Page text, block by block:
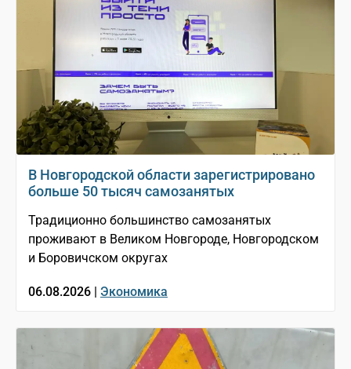
В Новгородской области зарегистрировано
больше 50 тысяч самозанятых
Традиционно большинство самозанятых
проживают в Великом Новгороде, Новгородском
и Боровичском округах
06.08.2026 | Экономика